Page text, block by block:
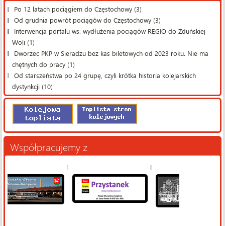
Po 12 latach pociągiem do Częstochowy (3)
Od grudnia powrót pociągów do Częstochowy (3)
Interwencja portalu ws. wydłużenia pociągów REGIO do Zduńskiej
Woli (1)
Dworzec PKP w Sieradzu bez kas biletowych od 2023 roku. Nie ma
chętnych do pracy (1)
Od starszeństwa po 24 grupę, czyli krótka historia kolejarskich
dystynkcji (10)
Współpracujemy z